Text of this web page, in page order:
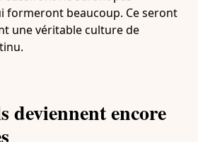
formeront beaucoup. Ce seront
une véritable culture de
deviennent encore